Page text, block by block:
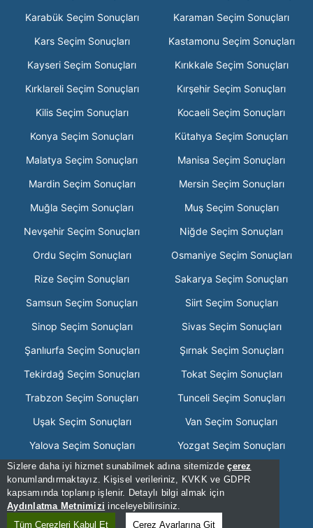
Sizlere daha iyi hizmet sunabilmek adına sitemizdeçerez
konumlandırmaktayız. Kişisel verileriniz, KVKK ve GDPR
kapsamında toplanıp işlenir. Detaylı bilgi almak için
Aydınlatma Metnimizi inceleyebilirsiniz.
Tüm Çerezleri Kabul Et
Çerez Ayarlarına Git
Karabük Seçim Sonuçları
Karaman Seçim Sonuçları
Kars Seçim Sonuçları
Kastamonu Seçim Sonuçları
Kayseri Seçim Sonuçları
Kırıkkale Seçim Sonuçları
Kırklareli Seçim Sonuçları
Kırşehir Seçim Sonuçları
Kilis Seçim Sonuçları
Kocaeli Seçim Sonuçları
Konya Seçim Sonuçları
Kütahya Seçim Sonuçları
Malatya Seçim Sonuçları
Manisa Seçim Sonuçları
Mardin Seçim Sonuçları
Mersin Seçim Sonuçları
Muğla Seçim Sonuçları
Muş Seçim Sonuçları
Nevşehir Seçim Sonuçları
Niğde Seçim Sonuçları
Ordu Seçim Sonuçları
Osmaniye Seçim Sonuçları
Rize Seçim Sonuçları
Sakarya Seçim Sonuçları
Samsun Seçim Sonuçları
Siirt Seçim Sonuçları
Sinop Seçim Sonuçları
Sivas Seçim Sonuçları
Şanlıurfa Seçim Sonuçları
Şırnak Seçim Sonuçları
Tekirdağ Seçim Sonuçları
Tokat Seçim Sonuçları
Trabzon Seçim Sonuçları
Tunceli Seçim Sonuçları
Uşak Seçim Sonuçları
Van Seçim Sonuçları
Yalova Seçim Sonuçları
Yozgat Seçim Sonuçları
Zonguldak Seçim Sonuçları
[Hata Bildir] - 02:21:07 - .3
[Kullanım Şartları]